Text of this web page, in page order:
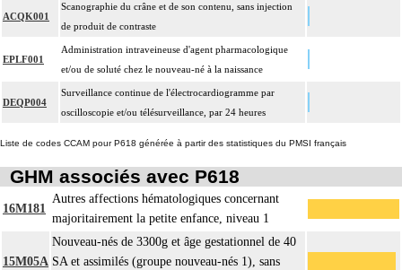
ACQK001
Scanographie du crâne et de son contenu, sans injection
de produit de contraste
EPLF001
Administration intraveineuse d'agent pharmacologique
et/ou de soluté chez le nouveau-né à la naissance
DEQP004
Surveillance continue de l'électrocardiogramme par
oscilloscopie et/ou télésurveillance, par 24 heures
Liste de codes CCAM pour P618 générée à partir des statistiques du PMSI français
GHM associés avec P618
16M181
Autres affections hématologiques concernant
majoritairement la petite enfance, niveau 1
15M05A
Nouveau-nés de 3300g et âge gestationnel de 40
SA et assimilés (groupe nouveau-nés 1), sans